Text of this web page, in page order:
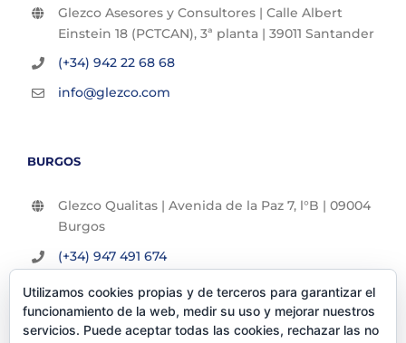
Glezco Asesores y Consultores | Calle Albert
Einstein 18 (PCTCAN), 3ª planta | 39011 Santander
(+34) 942 22 68 68
info@glezco.com
BURGOS
Glezco Qualitas | Avenida de la Paz 7, l°B | 09004
Burgos
(+34) 947 491 674
info@glezco.com
Utilizamos cookies propias y de terceros para garantizar el
funcionamiento de la web, medir su uso y mejorar nuestros
servicios. Puede aceptar todas las cookies, rechazar las no